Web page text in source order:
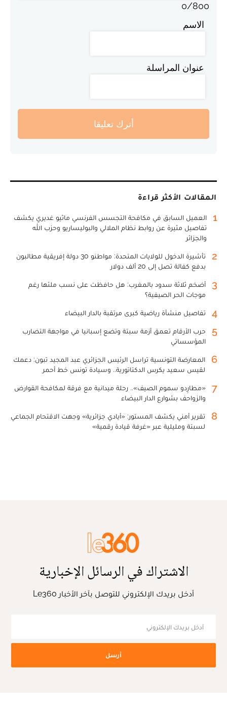
0/800
الاسم
عنوان المراسلة
أترك تعليقا
المقالات الأكثر قراءة
1
العميل السابق في مكافحة التجسس الفرنسي ماثيو غديري يكشف
تفاصيل مثيرة عن روابط نظام الملالي والبوليساريو وحزب الله
والجزائر
2
تأشيرة الدخول للولايات المتحدة: مواطنو 30 دولة إفريقية مطالبون
بدفع كفالة تصل إلى 20 ألف دولار
3
أضخم ثلاثة سدود بالمغرب: هل حافظت على نسب ملئها رغم
موجات الحر الصيفية؟
4 تفاصيل منشأة رياضية كبرى مرتقبة بالدار البيضاء
5
حرب الأرقام تعمق أزمة سبتة وتضع إسبانيا في مواجهة التضارب
المؤسساتي
6
المعارضة التونسية تراسل الرئيس الجزائري عبد المجيد تبون: دعمك
لقيس سعيد يكرس الدكتاتورية.. وسيادة تونس خط أحمر
7
«مطارِدو سموم الصيف».. رحلة ميدانية مع فرقة لمكافحة القوارض
والزواحف بشوارع الدار البيضاء
8
تقرير أمني يكشف المستور: «أيادي جزائرية» وجهت الاقتحام الجماعي
لسبتة ومليلية عبر «غرفة قيادة رقمية»
الاشتراك في الرسائل الإخبارية
أدخل بريدك الإلكتروني للتوصل بآخر الأخبار Le360
أرسل